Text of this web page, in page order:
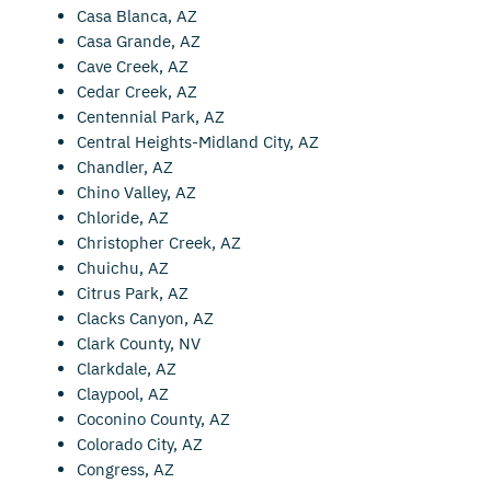
Casa Blanca, AZ
Casa Grande, AZ
Cave Creek, AZ
Cedar Creek, AZ
Centennial Park, AZ
Central Heights-Midland City, AZ
Chandler, AZ
Chino Valley, AZ
Chloride, AZ
Christopher Creek, AZ
Chuichu, AZ
Citrus Park, AZ
Clacks Canyon, AZ
Clark County, NV
Clarkdale, AZ
Claypool, AZ
Coconino County, AZ
Colorado City, AZ
Congress, AZ